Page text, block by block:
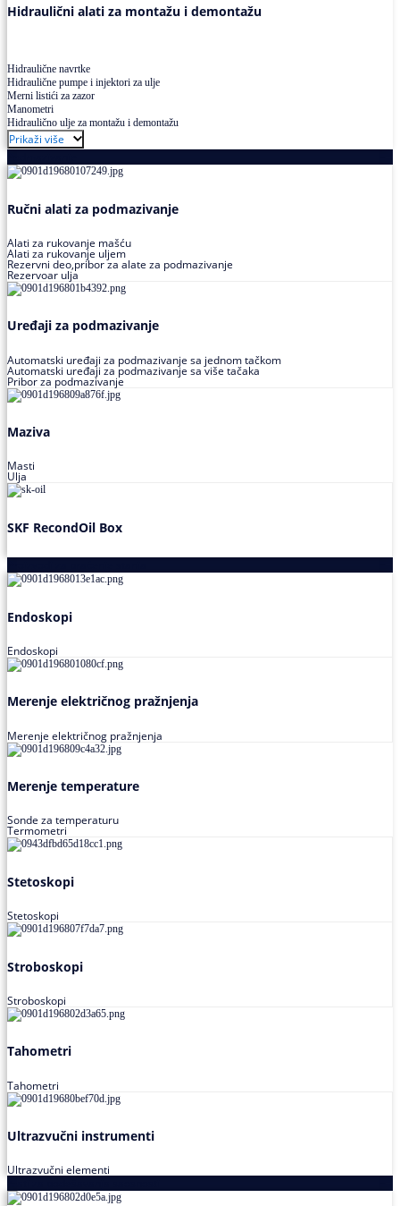
Hidraulični alati za montažu i demontažu
Hidraulične navrtke
Hidraulične pumpe i injektori za ulje
Merni listići za zazor
Manometri
Hidraulično ulje za montažu i demontažu
Prikaži više
Ručni alati za podmazivanje
Alati za rukovanje mašću
Alati za rukovanje uljem
Rezervni deo,pribor za alate za podmazivanje
Rezervoar ulja
Uređaji za podmazivanje
Automatski uređaji za podmazivanje sa jednom tačkom
Automatski uređaji za podmazivanje sa više tačaka
Pribor za podmazivanje
Maziva
Masti
Ulja
SKF RecondOil Box
Endoskopi
Endoskopi
Merenje električnog pražnjenja
Merenje električnog pražnjenja
Merenje temperature
Sonde za temperaturu
Termometri
Stetoskopi
Stetoskopi
Stroboskopi
Stroboskopi
Tahometri
Tahometri
Ultrazvučni instrumenti
Ultrazvučni elementi